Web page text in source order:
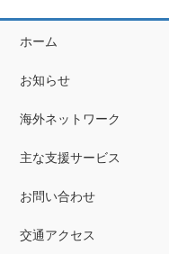
ホーム
お知らせ
海外ネットワーク
主な支援サービス
お問い合わせ
交通アクセス